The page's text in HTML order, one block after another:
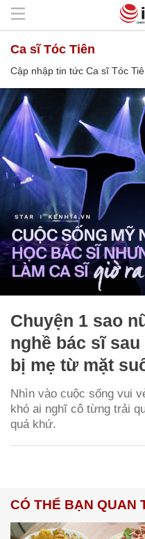
Ca sĩ Tóc Tiên
Cập nhập tin tức Ca sĩ Tóc
Chuyện 1 sao
nghề bác sĩ
bị mẹ từ mặt
Nhìn vào cuộc sống vui
khó ai nghĩ cô từng trải
quá khứ.
CÓ THỂ BẠN QUAN